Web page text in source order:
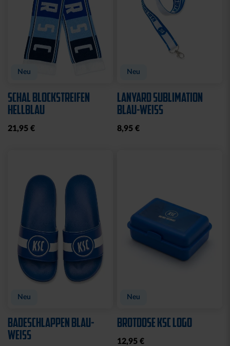
Neu
SCHAL BLOCKSTREIFEN
HELLBLAU
21,95 €
Neu
LANYARD SUBLIMATION
BLAU-WEISS
8,95 €
Neu
BADESCHLAPPEN BLAU-
WEISS
Neu
BROTDOSE KSC LOGO
12,95 €